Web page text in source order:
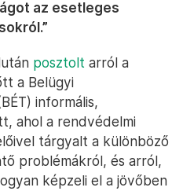
az esetleges
posztolt arról a
a Belügyi
informális,
ahol a rendvédelmi
tárgyalt a különböző
problémákról, és arról,
képzeli el a jövőben